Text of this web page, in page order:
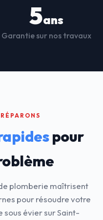
5ans
Garantie sur nos travaux
pour
plomberie maîtrisent
pour résoudre votre
sous évier sur Saint-